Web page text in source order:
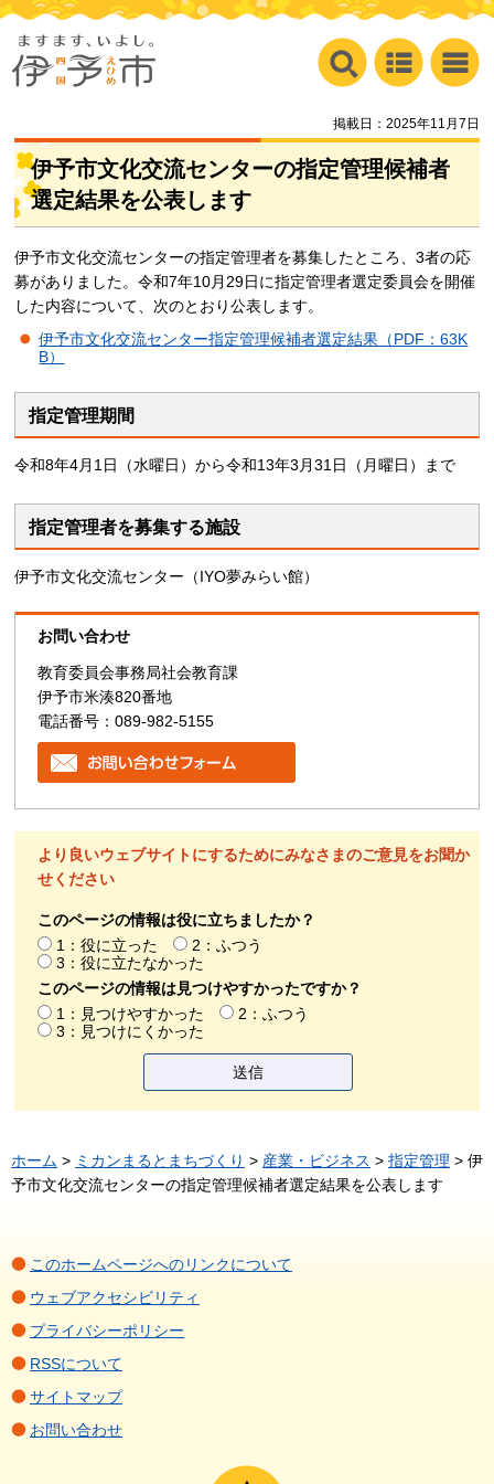
掲載日：2025年11月7日
伊予市文化交流センターの指定管理候補者
選定結果を公表します
伊予市文化交流センターの指定管理者を募集したところ、3者の応
募がありました。令和7年10月29日に指定管理者選定委員会を開催
した内容について、次のとおり公表します。
伊予市文化交流センター指定管理候補者選定結果（PDF：63K
B）
指定管理期間
令和8年4月1日（水曜日）から令和13年3月31日（月曜日）まで
指定管理者を募集する施設
伊予市文化交流センター（IYO夢みらい館）
お問い合わせ
教育委員会事務局社会教育課
伊予市米湊820番地
電話番号：089-982-5155
より良いウェブサイトにするためにみなさまのご意見をお聞か
せください
このページの情報は役に立ちましたか？
1：役に立った
2：ふつう
3：役に立たなかった
このページの情報は見つけやすかったですか？
1：見つけやすかった
2：ふつう
3：見つけにくかった
ホーム > ミカンまるとまちづくり > 産業・ビジネス > 指定管理 > 伊
予市文化交流センターの指定管理候補者選定結果を公表します
このホームページへのリンクについて
ウェブアクセシビリティ
プライバシーポリシー
RSSについて
サイトマップ
お問い合わせ